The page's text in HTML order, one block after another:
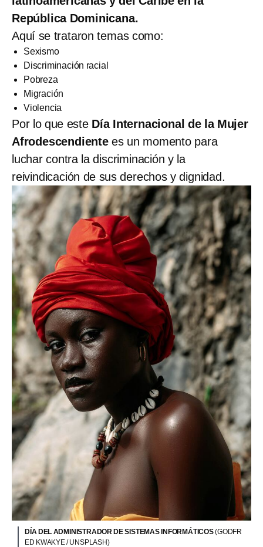
República Dominicana.
Aquí se trataron temas como:
Sexismo
Discriminación racial
Pobreza
Migración
Violencia
Por lo que este Día Internacional de la Mujer
Afrodescendientees un momento para
luchar contra la discriminación y la
reivindicación de sus derechos y dignidad.
DÍA DEL ADMINISTRADOR DE SISTEMAS INFORMÁTICOS(GODFR
ED KWAKYE / UNSPLASH)